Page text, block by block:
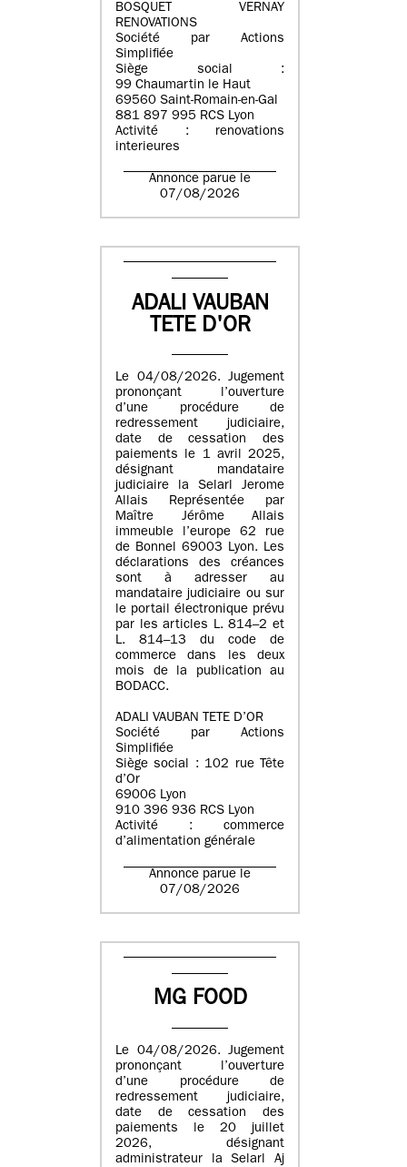
BOSQUET VERNAY
RENOVATIONS
Société par Actions
Simplifiée
Siège social :
99 Chaumartin le Haut
69560 Saint-Romain-en-Gal
881 897 995 RCS Lyon
Activité : renovations
interieures
Annonce parue le
07/08/2026
ADALI VAUBAN
TETE D'OR
Le 04/08/2026. Jugement
prononçant l’ouverture
d’une procédure de
redressement judiciaire,
date de cessation des
paiements le 1 avril 2025,
désignant mandataire
judiciaire la Selarl Jerome
Allais Représentée par
Maître Jérôme Allais
immeuble l’europe 62 rue
de Bonnel 69003 Lyon. Les
déclarations des créances
sont à adresser au
mandataire judiciaire ou sur
le portail électronique prévu
par les articles L. 814–2 et
L. 814–13 du code de
commerce dans les deux
mois de la publication au
BODACC.
ADALI VAUBAN TETE D’OR
Société par Actions
Simplifiée
Siège social : 102 rue Tête
d’Or
69006 Lyon
910 396 936 RCS Lyon
Activité : commerce
d’alimentation générale
Annonce parue le
07/08/2026
MG FOOD
Le 04/08/2026. Jugement
prononçant l’ouverture
d’une procédure de
redressement judiciaire,
date de cessation des
paiements le 20 juillet
2026, désignant
administrateur la Selarl Aj